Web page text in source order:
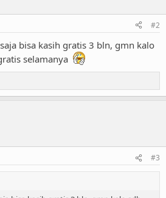
#2
bisa kasih gratis 3 bln, gmn kalo
selamanya
#3